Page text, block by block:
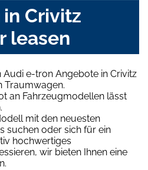
Crivitz
leasen
Audi e-tron Angebote in Crivitz
Traumwagen.
an Fahrzeugmodellen lässt
mit den neuesten
suchen oder sich für ein
hochwertiges
wir bieten Ihnen eine